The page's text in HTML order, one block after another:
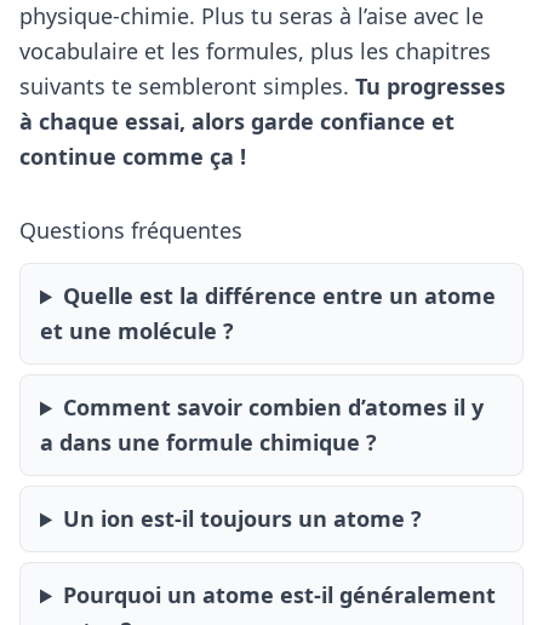
physique-chimie. Plus tu seras à l’aise avec le
vocabulaire et les formules, plus les chapitres
suivants te sembleront simples. Tu progresses
à chaque essai, alors garde confiance et
continue comme ça !
Questions fréquentes
Quelle est la différence entre un atome
et une molécule ?
Comment savoir combien d’atomes il y
a dans une formule chimique ?
Un ion est-il toujours un atome ?
Pourquoi un atome est-il généralement